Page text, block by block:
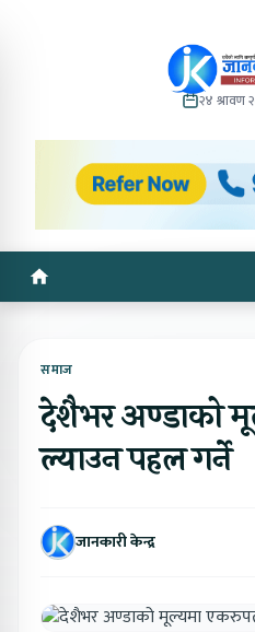
२४ श्रावण
समाज
देशैभर अण्डाको
ल्याउन पहल गर्ने
जानकारी केन्द्र